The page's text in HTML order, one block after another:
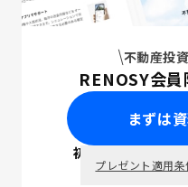
不動産投
RENOSY会員
まずは
初回面談で
プレゼント適用条